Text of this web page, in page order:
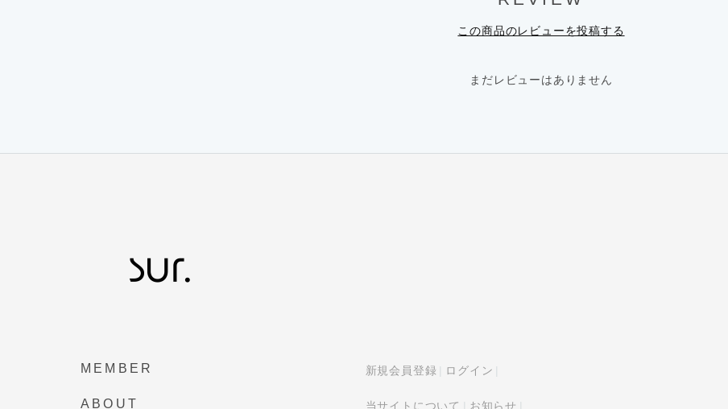
この商品のレビューを投稿する
まだレビューはありません
MEMBER 新規会員登録 ログイン
ABOUT 当サイトについて お知らせ